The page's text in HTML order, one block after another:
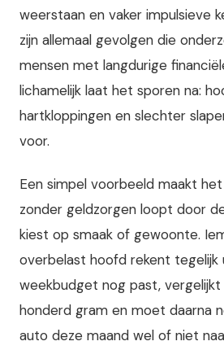
weerstaan en vaker impulsieve
zijn allemaal gevolgen die
mensen met langdurige
lichamelijk laat het sporen na:
hartkloppingen en slechter
voor.
Een simpel voorbeeld maakt
zonder geldzorgen loopt door
kiest op smaak of gewoonte.
overbelast hoofd rekent tegelijk
weekbudget nog past, vergelijkt
honderd gram en moet daarna
auto deze maand wel of niet